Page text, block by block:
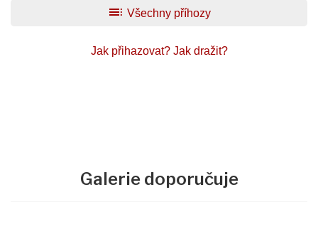
toc Všechny příhozy
Jak přihazovat? Jak dražit?
Galerie doporučuje